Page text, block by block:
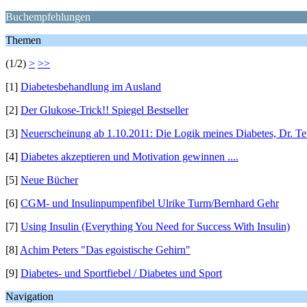
Buchempfehlungen
Themen
(1/2) > >>
[1] Diabetesbehandlung im Ausland
[2] Der Glukose-Trick!! Spiegel Bestseller
[3] Neuerscheinung ab 1.10.2011: Die Logik meines Diabetes, Dr.
[4] Diabetes akzeptieren und Motivation gewinnen ....
[5] Neue Bücher
[6] CGM- und Insulinpumpenfibel Ulrike Turm/Bernhard Gehr
[7] Using Insulin (Everything You Need for Success With Insulin)
[8] Achim Peters "Das egoistische Gehirn"
[9] Diabetes- und Sportfiebel / Diabetes und Sport
Navigation